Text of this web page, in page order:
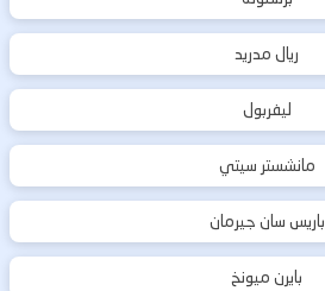
ريال مدريد
ليفربول
مانشستر سيتي
باريس سان جيرمان
بايرن ميونخ